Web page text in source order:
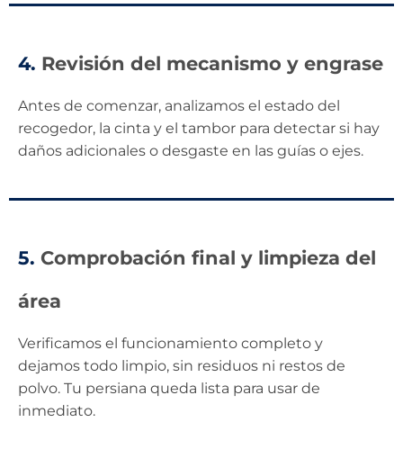
4. Revisión del mecanismo y engrase
Antes de comenzar, analizamos el estado del
recogedor, la cinta y el tambor para detectar si hay
daños adicionales o desgaste en las guías o ejes.
5. Comprobación final y limpieza del
área
Verificamos el funcionamiento completo y
dejamos todo limpio, sin residuos ni restos de
polvo. Tu persiana queda lista para usar de
inmediato.